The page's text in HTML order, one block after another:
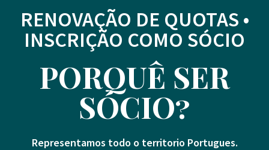
RENOVAÇÃO DE QUOTAS •
INSCRIÇÃO COMO SÓCIO
PORQUÊ SER
SÓCIO?
Representamos todo o territorio Portugues.